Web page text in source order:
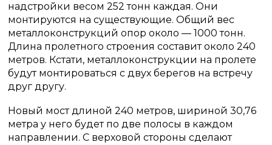
надстройки весом 252 тонн каждая. Они
монтируются на существующие. Общий вес
металлоконструкций опор около — 1000 тонн.
Длина пролетного строения составит около 240
метров. Кстати, металлоконструкции на пролете
будут монтироваться с двух берегов на встречу
друг другу.
Новый мост длиной 240 метров, шириной 30,76
метра у него будет по две полосы в каждом
направлении. С верховой стороны сделают